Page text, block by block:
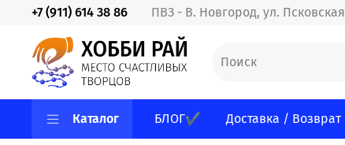
ПВЗ - В. Новгород, ул. Псковская
+7 (911) 614 38 86
Каталог БЛОГ✔ Доставка / Возврат